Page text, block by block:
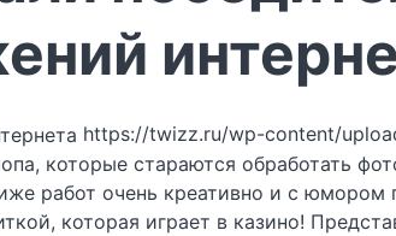
https://twizz.ru/wp-content/
которые стараются обработать
работ очень креативно и с юмором
которая играет в казино!